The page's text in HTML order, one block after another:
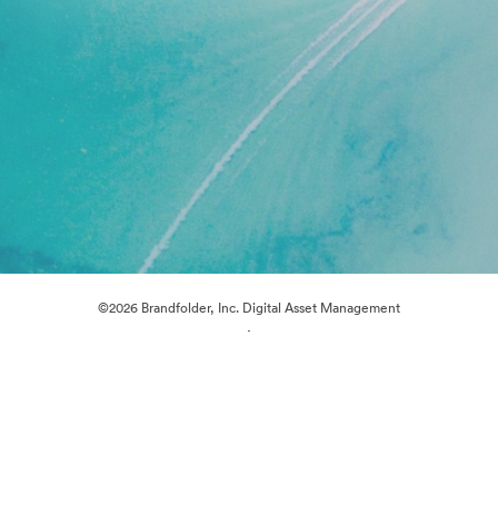
©2026 Brandfolder, Inc. Digital Asset Management
·